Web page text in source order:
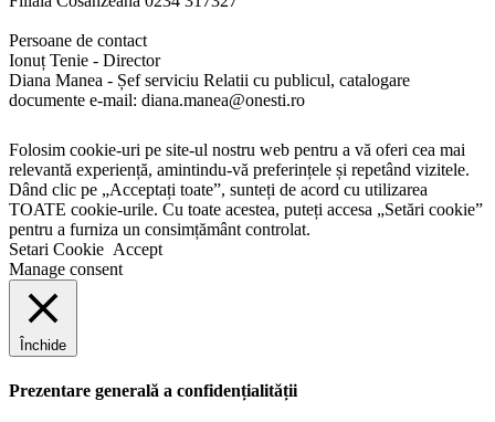
Persoane de contact
Ionuț Tenie - Director
Diana Manea - Șef serviciu Relatii cu publicul, catalogare
documente e-mail: diana.manea@onesti.ro
Folosim cookie-uri pe site-ul nostru web pentru a vă oferi cea mai
relevantă experiență, amintindu-vă preferințele și repetând vizitele.
Dând clic pe „Acceptați toate”, sunteți de acord cu utilizarea
TOATE cookie-urile. Cu toate acestea, puteți accesa „Setări cookie”
pentru a furniza un consimțământ controlat.
Setari Cookie Accept
Manage consent
Închide
Prezentare generală a confidențialității